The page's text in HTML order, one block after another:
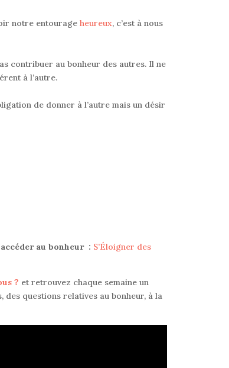
notre entourage heureux, c’est à nous
contribuer au bonheur des autres. Il ne
à l’autre.
de donner à l’autre mais un désir
au bonheur : S’Éloigner des
? et retrouvez chaque semaine un
des questions relatives au bonheur, à la